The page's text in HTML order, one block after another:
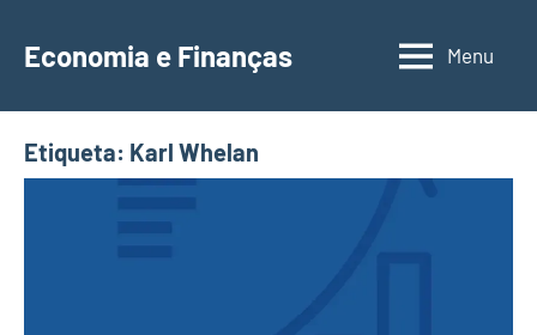
para
conteúdo
Economia e Finanças
Depósitos
IRS,
Finanças
Menu
Etiqueta: Karl Whelan